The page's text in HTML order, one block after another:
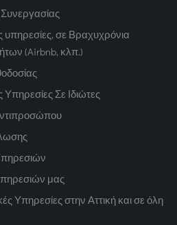
υπηρεσίες, σε Βραχυχρόνια
(Airbnb, κλπ.)
Υπηρεσίες Σε Ιδιώτες
μας
Υπηρεσίες στην Αττική και σε όλη